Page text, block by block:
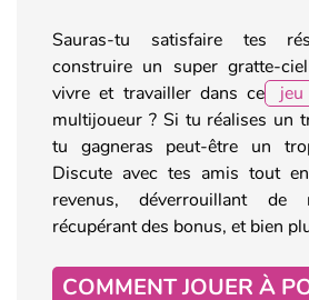
Sauras-tu satisfaire tes
construire un super gratte-
vivre et travailler dans ce
multijoueur ? Si tu réalises un
tu gagneras peut-être un
Discute avec tes amis tout
revenus, déverrouillant de
récupérant des bonus, et bien
COMMENT JOUER À